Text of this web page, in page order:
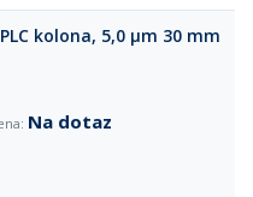
kolona, 5,0 µm 30 mm
Na dotaz